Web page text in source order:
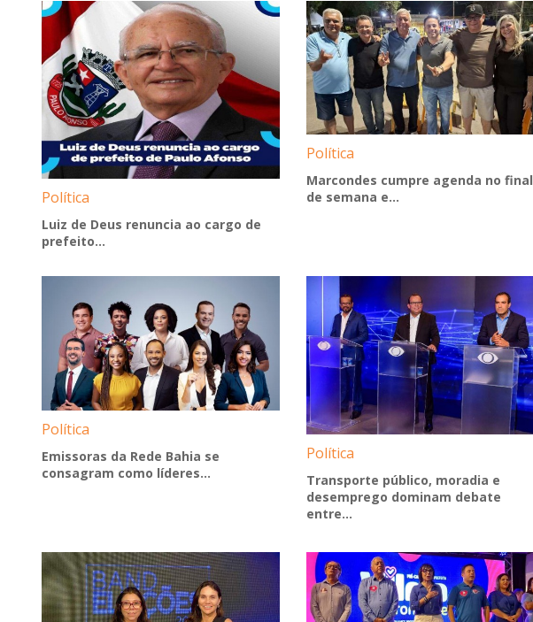
Política
Luiz de Deus renuncia ao cargo de
prefeito...
Política
Marcondes cumpre agenda no final
de semana e...
Política
Emissoras da Rede Bahia se
consagram como líderes...
Política
Transporte público, moradia e
desemprego dominam debate
entre...